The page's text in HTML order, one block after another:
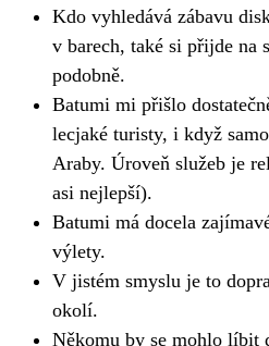
Kdo vyhledává zábavu
v barech, také si přijde na
podobně.
Batumi mi přišlo
lecjaké turisty, i když
Araby. Úroveň služeb je
asi nejlepší).
Batumi má docela
výlety.
V jistém smyslu je to
okolí.
Někomu by se mohlo líbit